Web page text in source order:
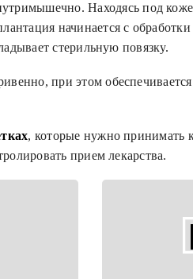
Находясь под
начинается с
стерильную повязку.
при этом
, которые нужно принимать
прием лекарства.